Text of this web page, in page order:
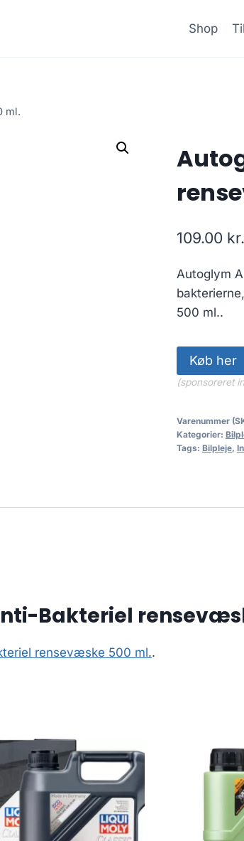
Shop
ml.
109.00 kr.
Autoglym
500 ml..
Køb her
(sponsoreret
Varenummer
Kategorier:
Tags: Bilpleje,
Bakteriel
rensevæske 500 ml..